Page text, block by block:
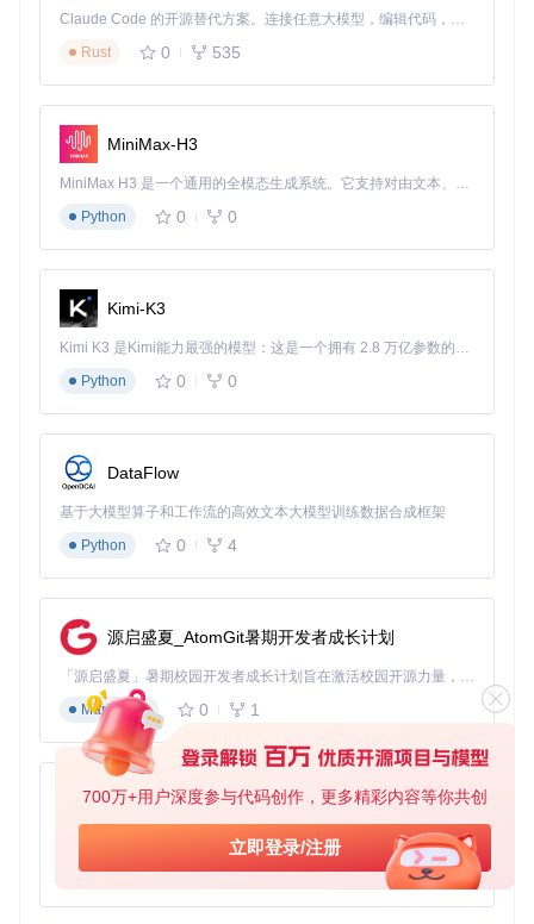
700万+用户深度参与代码创作，更多精彩内容等你共创
立即登录/注册
对比
提问技巧：让AI更好理解你的需求
数学问题最佳实践
对于数学问题，建议在提问中加入明确的推理要求，例
如："请逐步推理并将最终答案放在\boxed{}中。"这种提示能
引导模型进行更严谨的逻辑推导，提高答案准确性。
避免系统提示
DeepSeek-R1系列模型在设计上不推荐使用系统提示（Syste
m Prompt），所有指令应包含在用户提示中。研究表明，添
加系统提示可能会干扰模型的自然推理过程，导致性能下降。
温度参数设置
平台默认温度值为0.6，这是平衡创造性和准确性的最佳设
高级功能：文件上传与处理
上传文件时，系统会自动使用以下模板处理：
[file name]: {file_name}
[file content begin]
{file_content}
[file content end]
只需点击界面上的文件上传按钮，选择需要处理的文件，然后
输入你的问题即可。该功能特别适合分析文档、处理数据或解
释复杂内容。
DeepSeek-R1在代码任务上表现卓越，在LiveCodeBench测
试中Pass@1-COT指标达到65.9%，Codeforces评分2029。
Claude Code 的开源替代方案。连接任意大模型，编辑代码，运行命令，自动验证 — 全自动执行。用 Rust 构建，极致性能。 ｜ An open-source alternative to Claude Code. Connect any LLM, edit code, run commands, and verify changes — autonomously. Built in Rust for speed. Get Started
Rust
0 535
MiniMax-H3
MiniMax H3 是一个通用的全模态生成系统。它支持对由文本、图像、视频和音频组成的多模态上下文进行统一理解，并能生成分辨率高达 2K、时长可达 15 秒的带原生立体声音频的视频。得益于面向任务泛化的系统设计，H3 在预训练阶段就已具备广泛的多模态上下文理解与生成能力，能够出色地执行复杂的多模态指令。
Python
0 0
Kimi-K3
Kimi K3 是Kimi能力最强的模型：这是一个拥有 2.8 万亿参数的混合专家（MoE）模型，具备原生视觉理解能力，并支持 100 万 token 的上下文窗口。
Python
0 0
DataFlow
基于大模型算子和工作流的高效文本大模型训练数据合成框架
Python
0 4
源启盛夏_AtomGit暑期开发者成长计划
「源启盛夏」暑期校园开发者成长计划旨在激活校园开源力量，通过积分激励、认证扶持、资源倾斜等形式，引导高校组织和开发者完成「入驻 — 建项目 — 做贡献 — 获认证 — 得资源」的完整闭环。无论你是想带领社团入驻平台的组织者，还是希望用代码贡献证明自己的开发者，都能在这里找到属于你的成长路径。
Markdown
0 1
py-xiaozhi
基于Python的Xiaozhi AI，适用于想要完整Xiaozhi体验而无需拥有专用硬件的用户。
Python
0 1